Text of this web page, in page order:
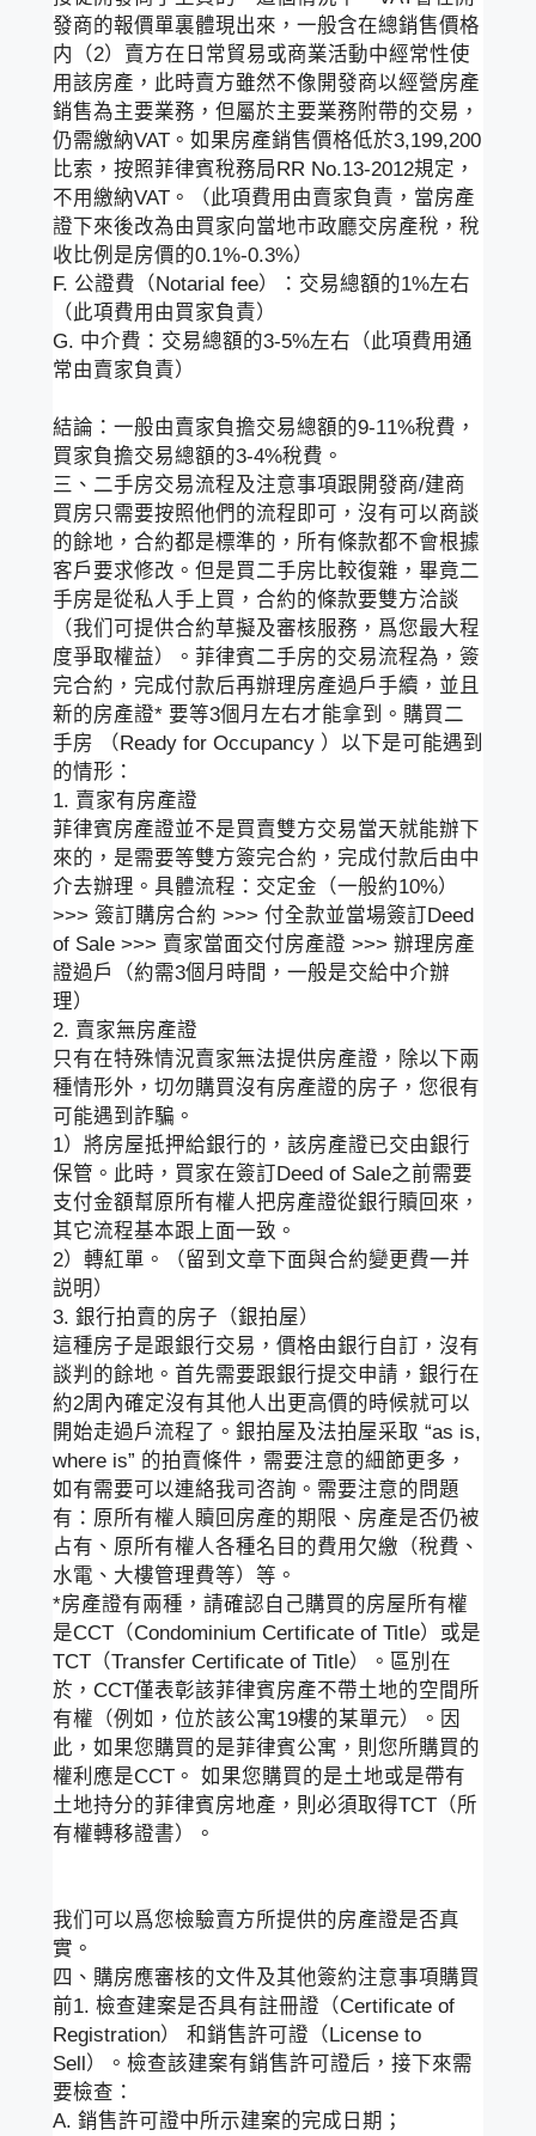
發商的報價單裏體現出來，一般含在總銷售價格
内（2）賣方在日常貿易或商業活動中經常性使
用該房產，此時賣方雖然不像開發商以經營房產
銷售為主要業務，但屬於主要業務附帶的交易，
仍需繳納VAT。如果房產銷售價格低於3,199,200
比索，按照菲律賓稅務局RR No.13-2012規定，
不用繳納VAT。（此項費用由賣家負責，當房產
證下來後改為由買家向當地市政廳交房產稅，稅
收比例是房價的0.1%-0.3%）
F. 公證費（Notarial fee）：交易總額的1%左右
（此項費用由買家負責）
G. 中介費：交易總額的3-5%左右（此項費用通
常由賣家負責）
結論：一般由賣家負擔交易總額的9-11%稅費，
買家負擔交易總額的3-4%稅費。
三、二手房交易流程及注意事項跟開發商/建商
買房只需要按照他們的流程即可，沒有可以商談
的餘地，合約都是標準的，所有條款都不會根據
客戶要求修改。但是買二手房比較復雜，畢竟二
手房是從私人手上買，合約的條款要雙方洽談
（我们可提供合約草擬及審核服務，爲您最大程
度爭取權益）。菲律賓二手房的交易流程為，簽
完合約，完成付款后再辦理房產過戶手續，並且
新的房產證* 要等3個月左右才能拿到。購買二
手房 （Ready for Occupancy ）以下是可能遇到
的情形：
1. 賣家有房產證
菲律賓房產證並不是買賣雙方交易當天就能辦下
來的，是需要等雙方簽完合約，完成付款后由中
介去辦理。具體流程：交定金（一般約10%）
>>> 簽訂購房合約 >>> 付全款並當場簽訂Deed
of Sale >>> 賣家當面交付房產證 >>> 辦理房產
證過戶（約需3個月時間，一般是交給中介辦
理）
2. 賣家無房產證
只有在特殊情況賣家無法提供房產證，除以下兩
種情形外，切勿購買沒有房產證的房子，您很有
可能遇到詐騙。
1）將房屋抵押給銀行的，該房產證已交由銀行
保管。此時，買家在簽訂Deed of Sale之前需要
支付金額幫原所有權人把房產證從銀行贖回來，
其它流程基本跟上面一致。
2）轉紅單。（留到文章下面與合約變更費一并
説明）
3. 銀行拍賣的房子（銀拍屋）
這種房子是跟銀行交易，價格由銀行自訂，沒有
談判的餘地。首先需要跟銀行提交申請，銀行在
約2周內確定沒有其他人出更高價的時候就可以
開始走過戶流程了。銀拍屋及法拍屋采取 “as is,
where is” 的拍賣條件，需要注意的細節更多，
如有需要可以連絡我司咨詢。需要注意的問題
有：原所有權人贖回房產的期限、房產是否仍被
占有、原所有權人各種名目的費用欠繳（稅費、
水電、大樓管理費等）等。
*房產證有兩種，請確認自己購買的房屋所有權
是CCT（Condominium Certificate of Title）或是
TCT（Transfer Certificate of Title）。區別在
於，CCT僅表彰該菲律賓房產不帶土地的空間所
有權（例如，位於該公寓19樓的某單元）。因
此，如果您購買的是菲律賓公寓，則您所購買的
權利應是CCT。 如果您購買的是土地或是帶有
土地持分的菲律賓房地產，則必須取得TCT（所
有權轉移證書）。
我们可以爲您檢驗賣方所提供的房產證是否真
實。
四、購房應審核的文件及其他簽約注意事項購買
前1. 檢查建案是否具有註冊證（Certificate of
Registration） 和銷售許可證（License to
Sell）。檢查該建案有銷售許可證后，接下來需
要檢查：
A. 銷售許可證中所示建案的完成日期；